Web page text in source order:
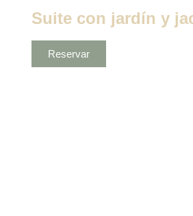
Suite con jardín y
Reservar